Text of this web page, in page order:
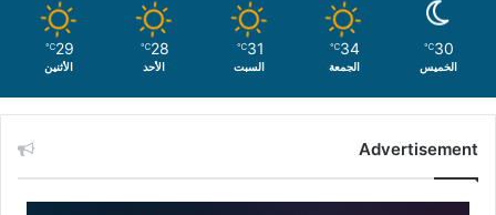
30
℃
الخميس
34
℃
الجمعة
31
℃
السبت
28
℃
الأحد
29
℃
الأثنين
Advertisement